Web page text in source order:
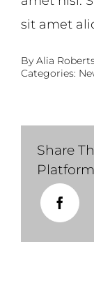
sit amet
By Alia
Categories:
Share